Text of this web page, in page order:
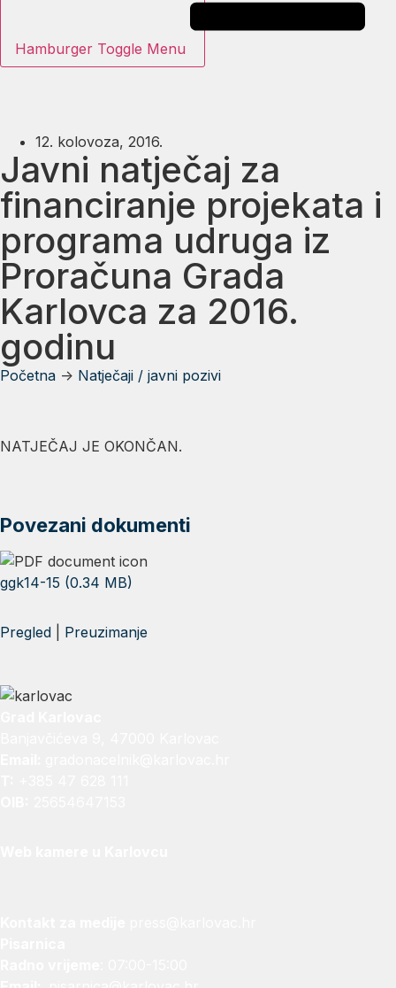
Hamburger Toggle Menu
12. kolovoza, 2016.
Javni natječaj za
financiranje projekata i
programa udruga iz
Proračuna Grada
Karlovca za 2016.
godinu
Početna -> Natječaji / javni pozivi
NATJEČAJ JE OKONČAN.
Povezani dokumenti
ggk14-15 (0.34 MB)
Pregled Preuzimanje